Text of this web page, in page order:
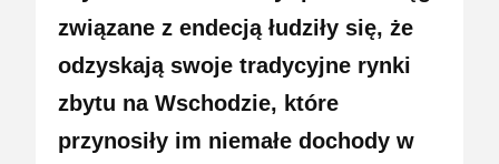
związane z endecją łudziły się, że
odzyskają swoje tradycyjne rynki
zbytu na Wschodzie, które
przynosiły im niemałe dochody w